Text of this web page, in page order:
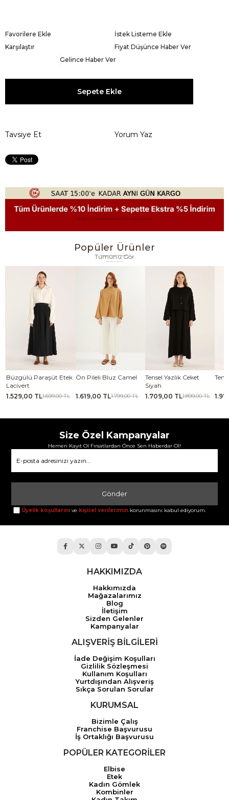
Favorilere Ekle
İstek Listeme Ekle
Karşılaştır
Fiyat Düşünce Haber Ver
Gelince Haber Ver
Tavsiye Et Yorum Yaz
Popüler Ürünler
Tümünü Gör
Büzgülü Paraşüt Etek
Lacivert
1.529,00 TL1.699,00 TL
Ön Pileli Bluz Camel
1.619,00 TL1.799,00 TL
Tensel Yazlık Ceket
Siyah
1.709,00 TL1.899,00 TL
Size Özel Kampanyalar
Hemen Kayıt Ol Fırsatlardan Önce Sen Haberdar Ol!
Gönder
Üyelik koşullarını ve kişisel verilerimin korunmasını kabul ediyorum.
HAKKIMIZDA
Hakkımızda
Mağazalarımız
Blog
İletişim
Sizden Gelenler
Kampanyalar
ALIŞVERİŞ BİLGİLERİ
İade Değişim Koşulları
Gizlilik Sözleşmesi
Kullanım Koşulları
Yurtdışından Alışveriş
Sıkça Sorulan Sorular
KURUMSAL
Bizimle Çalış
Franchise Başvurusu
İş Ortaklığı Başvurusu
POPÜLER KATEGORİLER
Elbise
Etek
Kadın Gömlek
Kombinler